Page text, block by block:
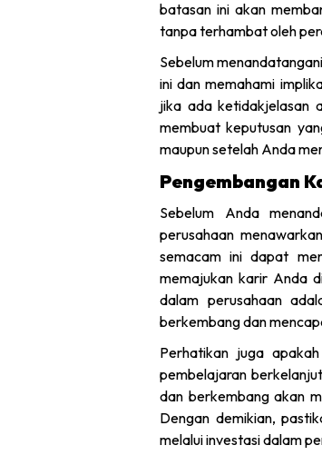
batasan ini akan
tanpa terhambat oleh
Sebelum
ini dan memahami
jika ada ketidakjelasan
membuat keputusan
maupun setelah Anda
Pengembangan
Sebelum Anda
perusahaan
semacam ini dapat
memajukan karir Anda
dalam perusahaan
berkembang dan
Perhatikan juga
pembelajaran
dan berkembang akan
Dengan demikian,
melalui investasi dalam